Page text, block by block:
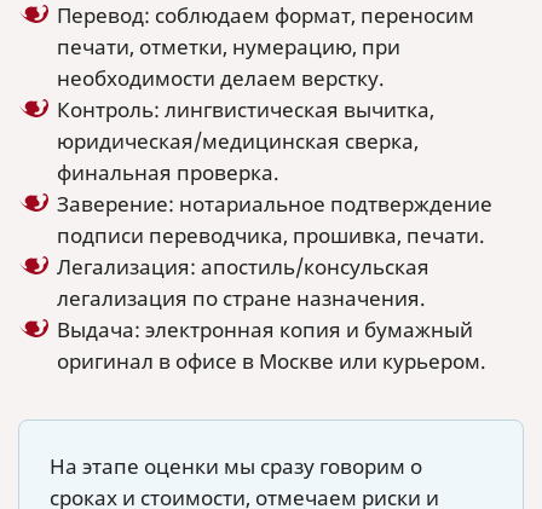
Перевод: соблюдаем формат, переносим
печати, отметки, нумерацию, при
необходимости делаем верстку.
Контроль: лингвистическая вычитка,
юридическая/медицинская сверка,
финальная проверка.
Заверение: нотариальное подтверждение
подписи переводчика, прошивка, печати.
Легализация: апостиль/консульская
легализация по стране назначения.
Выдача: электронная копия и бумажный
оригинал в офисе в Москве или курьером.
На этапе оценки мы сразу говорим о
сроках и стоимости, отмечаем риски и